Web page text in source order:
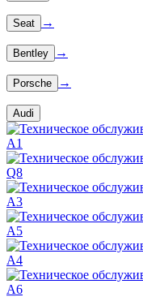
Seat →
Bentley →
Porsche →
Audi
A1
Q8
A3
A5
A4
A6